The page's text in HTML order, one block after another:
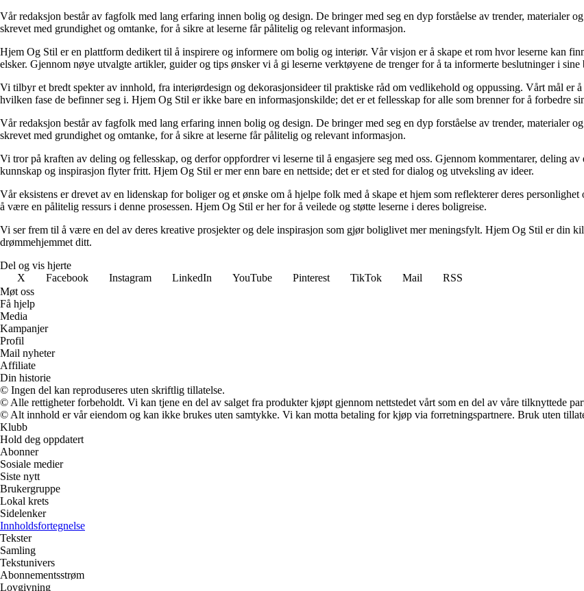
Vår redaksjon består av fagfolk med lang erfaring innen bolig og design. De bringer med seg en dyp forståelse av trender, materialer
skrevet med grundighet og omtanke, for å sikre at leserne får pålitelig og relevant informasjon.
Hjem Og Stil er en plattform dedikert til å inspirere og informere om bolig og interiør. Vår visjon er å skape et rom hvor leserne kan
elsker. Gjennom nøye utvalgte artikler, guider og tips ønsker vi å gi leserne verktøyene de trenger for å ta informerte beslutninger i sine
Vi tilbyr et bredt spekter av innhold, fra interiørdesign og dekorasjonsideer til praktiske råd om vedlikehold og oppussing. Vårt mål er
hvilken fase de befinner seg i. Hjem Og Stil er ikke bare en informasjonskilde; det er et fellesskap for alle som brenner for å forbedre
Vår redaksjon består av fagfolk med lang erfaring innen bolig og design. De bringer med seg en dyp forståelse av trender, materialer
skrevet med grundighet og omtanke, for å sikre at leserne får pålitelig og relevant informasjon.
Vi tror på kraften av deling og fellesskap, og derfor oppfordrer vi leserne til å engasjere seg med oss. Gjennom kommentarer, deling
kunnskap og inspirasjon flyter fritt. Hjem Og Stil er mer enn bare en nettside; det er et sted for dialog og utveksling av ideer.
Vår eksistens er drevet av en lidenskap for boliger og et ønske om å hjelpe folk med å skape et hjem som reflekterer deres
å være en pålitelig ressurs i denne prosessen. Hjem Og Stil er her for å veilede og støtte leserne i deres boligreise.
Vi ser frem til å være en del av deres kreative prosjekter og dele inspirasjon som gjør boliglivet mer meningsfylt. Hjem Og Stil er din
drømmehjemmet ditt.
Del og vis hjerte
X
Facebook Instagram LinkedIn YouTube Pinterest TikTok Mail
RSS
Møt oss
Få hjelp
Media
Kampanjer
Profil
Mail nyheter
Affiliate
Din historie
© Ingen del kan reproduseres uten skriftlig tillatelse.
© Alle rettigheter forbeholdt. Vi kan tjene en del av salget fra produkter kjøpt gjennom nettstedet vårt som en del av våre tilknyttede
© Alt innhold er vår eiendom og kan ikke brukes uten samtykke. Vi kan motta betaling for kjøp via forretningspartnere. Bruk uten
Klubb
Hold deg oppdatert
Abonner
Sosiale medier
Siste nytt
Brukergruppe
Lokal krets
Sidelenker
Innholdsfortegnelse
Tekster
Samling
Tekstunivers
Abonnementsstrøm
Lovgivning